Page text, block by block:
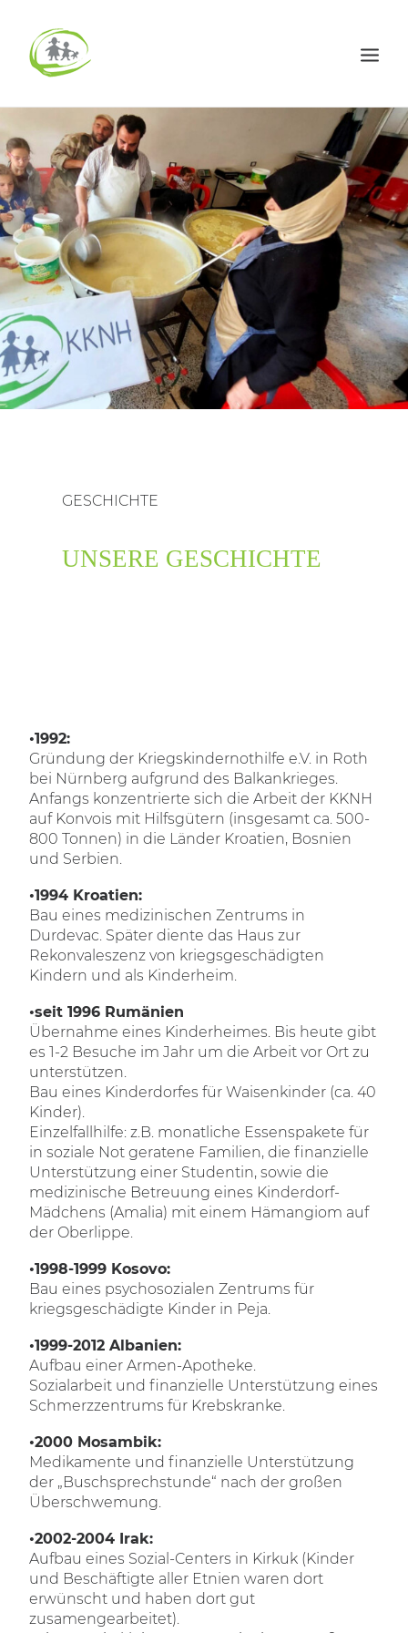
HOME
ÜBER UNS
PROJEKTE
ARCHIV
AKTUELLES
Spenden
DE
GESCHICHTE
UNSERE GESCHICHTE
•1992:
Gründung der Kriegskindernothilfe e.V. in Roth
bei Nürnberg aufgrund des Balkankrieges.
Anfangs konzentrierte sich die Arbeit der KKNH
auf Konvois mit Hilfsgütern (insgesamt ca. 500-
800 Tonnen) in die Länder Kroatien, Bosnien
und Serbien.
•1994 Kroatien:
Bau eines medizinischen Zentrums in
Durdevac. Später diente das Haus zur
Rekonvaleszenz von kriegsgeschädigten
Kindern und als Kinderheim.
•seit 1996 Rumänien
Übernahme eines Kinderheimes. Bis heute gibt
es 1-2 Besuche im Jahr um die Arbeit vor Ort zu
unterstützen.
Bau eines Kinderdorfes für Waisenkinder (ca. 40
Kinder).
Einzelfallhilfe: z.B. monatliche Essenspakete für
in soziale Not geratene Familien, die finanzielle
Unterstützung einer Studentin, sowie die
medizinische Betreuung eines Kinderdorf-
Mädchens (Amalia) mit einem Hämangiom auf
der Oberlippe.
•1998-1999 Kosovo:
Bau eines psychosozialen Zentrums für
kriegsgeschädigte Kinder in Peja.
•1999-2012 Albanien:
Aufbau einer Armen-Apotheke.
Sozialarbeit und finanzielle Unterstützung eines
Schmerzzentrums für Krebskranke.
•2000 Mosambik:
Medikamente und finanzielle Unterstützung
der „Buschsprechstunde“ nach der großen
Überschwemung.
•2002-2004 Irak:
Aufbau eines Sozial-Centers in Kirkuk (Kinder
und Beschäftigte aller Etnien waren dort
erwünscht und haben dort gut
zusamengearbeitet).